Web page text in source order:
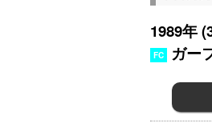
1989年
FC ガー